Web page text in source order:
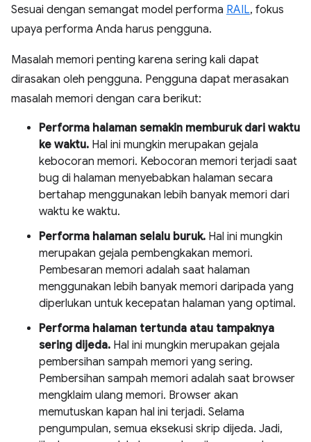
Sesuai dengan semangat model performa RAIL, fokus
upaya performa Anda harus pengguna.
Masalah memori penting karena sering kali dapat
dirasakan oleh pengguna. Pengguna dapat merasakan
masalah memori dengan cara berikut:
Performa halaman semakin memburuk dari waktu
ke waktu. Hal ini mungkin merupakan gejala
kebocoran memori. Kebocoran memori terjadi saat
bug di halaman menyebabkan halaman secara
bertahap menggunakan lebih banyak memori dari
waktu ke waktu.
Performa halaman selalu buruk. Hal ini mungkin
merupakan gejala pembengkakan memori.
Pembesaran memori adalah saat halaman
menggunakan lebih banyak memori daripada yang
diperlukan untuk kecepatan halaman yang optimal.
Performa halaman tertunda atau tampaknya
sering dijeda. Hal ini mungkin merupakan gejala
pembersihan sampah memori yang sering.
Pembersihan sampah memori adalah saat browser
mengklaim ulang memori. Browser akan
memutuskan kapan hal ini terjadi. Selama
pengumpulan, semua eksekusi skrip dijeda. Jadi,